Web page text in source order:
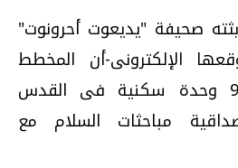
صحيفة "يديعوت أحرونوت"
الإلكترونى-أن المخطط
الإسرائيلى لبناء 900 وحدة سكنية فى القدس
مباحثات السلام مع